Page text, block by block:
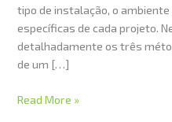
tipo de instalação, o
específicas de cada projeto.
detalhadamente os três
de um […]
Read More »